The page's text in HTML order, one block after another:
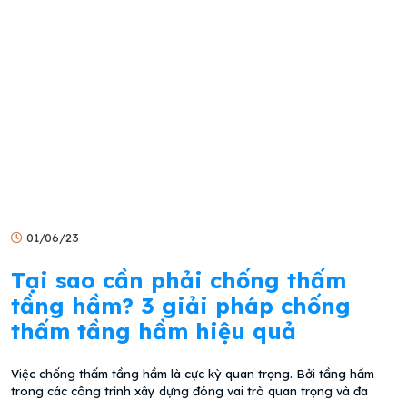
01/06/23
Tại sao cần phải chống thấm
tầng hầm? 3 giải pháp chống
thấm tầng hầm hiệu quả
Việc chống thấm tầng hầm là cực kỳ quan trọng. Bởi tầng hầm
trong các công trình xây dựng đóng vai trò quan trọng và đa